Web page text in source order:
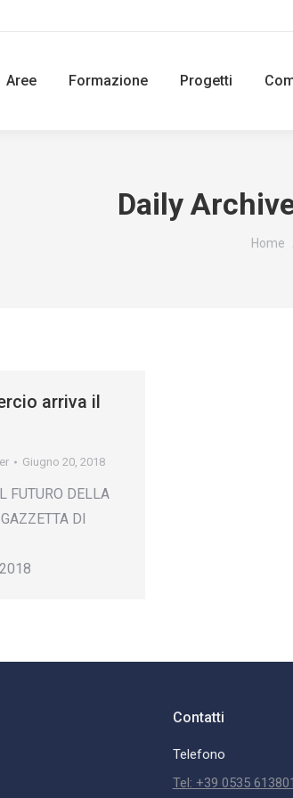
Aree Formazione Progetti
Daily
You
Home
arriva il
Giugno 20, 2018
FUTURO DELLA
DI
Contatti
Telefono
Tel: +39 0535 613801